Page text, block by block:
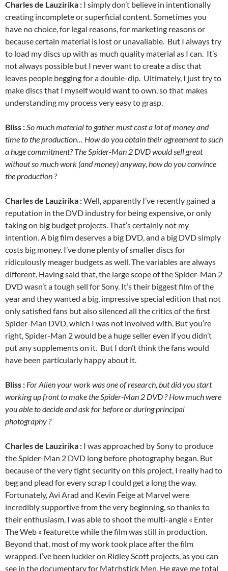
Charles de Lauzirika : I simply don’t believe in intentionally
creating incomplete or superficial content. Sometimes you
have no choice, for legal reasons, for marketing reasons or
because certain material is lost or unavailable. But I always try
to load my discs up with as much quality material as I can. It’s
not always possible but I never want to create a disc that
leaves people begging for a double-dip. Ultimately, I just try to
make discs that I myself would want to own, so that makes
understanding my process very easy to grasp.
Bliss :So much material to gather must cost a lot of money and
time to the production… How do you obtain their agreement to such
a huge commitment? The Spider-Man 2 DVD would sell great
without so much work (and money) anyway, how do you convince
the production ?
Charles de Lauzirika :Well, apparently I’ve recently gained a
reputation in the DVD industry for being expensive, or only
taking on big budget projects. That’s certainly not my
intention. A big film deserves a big DVD, and a big DVD simply
costs big money. I’ve done plenty of smaller discs for
ridiculously meager budgets as well. The variables are always
different. Having said that, the large scope of the Spider-Man 2
DVD wasn’t a tough sell for Sony. It’s their biggest film of the
year and they wanted a big, impressive special edition that not
only satisfied fans but also silenced all the critics of the first
Spider-Man DVD, which I was not involved with. But you’re
right, Spider-Man 2 would be a huge seller even if you didn’t
put any supplements on it. But I don’t think the fans would
have been particularly happy about it.
Bliss : For Alien your work was one of research, but did you start
working up front to make the Spider-Man 2 DVD ? How much were
you able to decide and ask for before or during principal
photography ?
Charles de Lauzirika : I was approached by Sony to produce
the Spider-Man 2 DVD long before photography began. But
because of the very tight security on this project, I really had to
beg and plead for every scrap I could get a long the way.
Fortunately, Avi Arad and Kevin Feige at Marvel were
incredibly supportive from the very beginning, so thanks to
their enthusiasm, I was able to shoot the multi-angle « Enter
The Web » featurette while the film was still in production.
Beyond that, most of my work took place after the film
wrapped. I’ve been luckier on Ridley Scott projects, as you can
see in the documentary for Matchstick Men. He gave me total